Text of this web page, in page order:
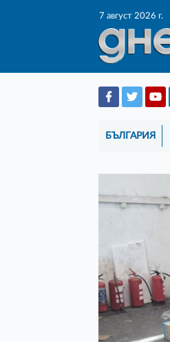
7 август 2026 г.
БЪЛГАРИЯ